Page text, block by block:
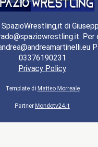
di
03376190231
Privacy Policy
Template di Matteo Morreale
Partner Mondotv24.it